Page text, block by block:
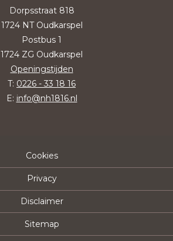
Dorpsstraat 818
1724 NT Oudkarspel
Postbus 1
1724 ZG Oudkarspel
Openingstijden
T: 0226 - 33 18 16
E: info@nh1816.nl
Cookies
Privacy
Disclaimer
Sitemap